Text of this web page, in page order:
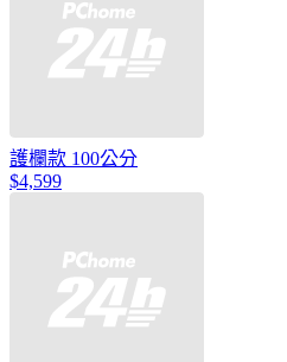
護欄款 100公分
$4,599